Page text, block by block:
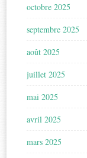
octobre 2025
septembre 2025
août 2025
juillet 2025
mai 2025
avril 2025
mars 2025